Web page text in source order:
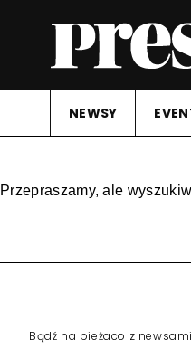
NEWSY
Przepraszamy, ale
Bądź na bieżaco z